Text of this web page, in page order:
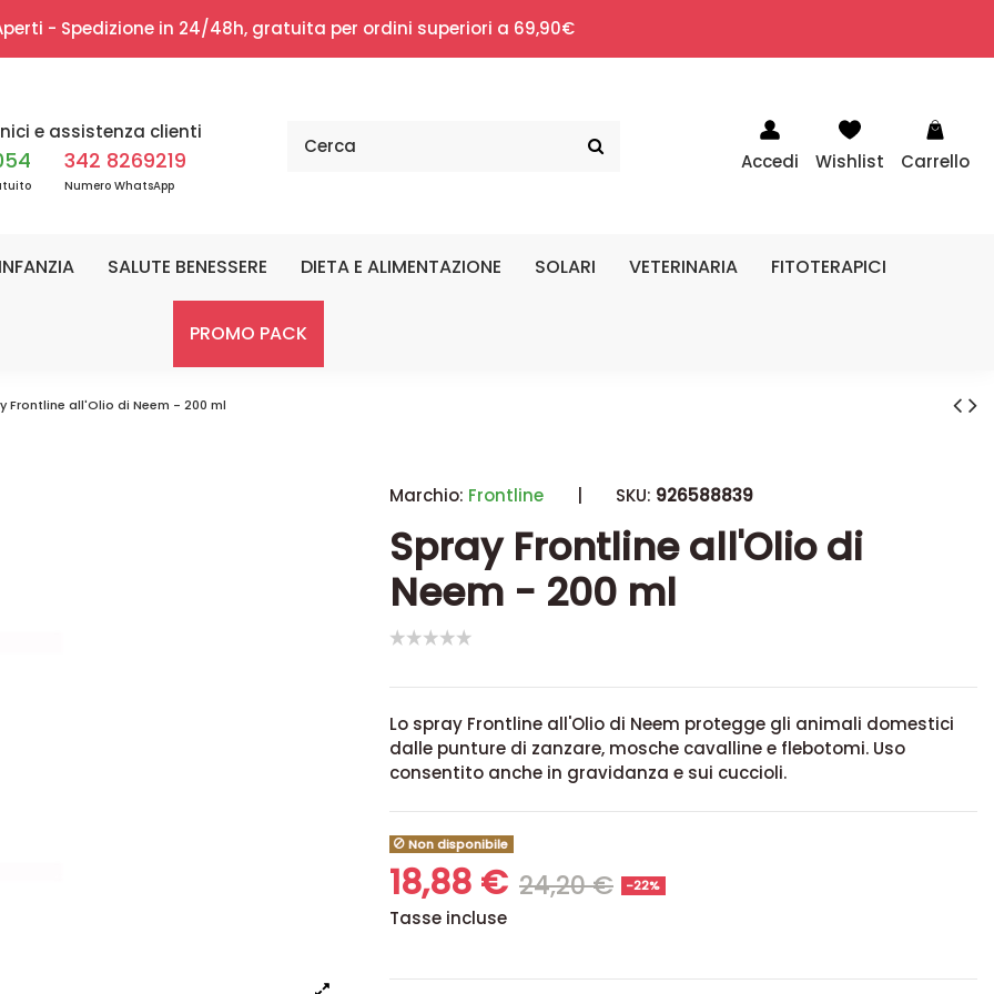
- Spedizione in 24/48h, gratuita per ordini superiori a 69,90€
e assistenza clienti
342 8269219
Numero WhatsApp
Accedi Wishlist Carrello
SALUTE BENESSERE DIETA E ALIMENTAZIONE SOLARI VETERINARIA FITOTERAPICI
PROMO PACK
Frontline all'Olio di Neem - 200 ml
Marchio: Frontline | SKU: 926588839
Spray Frontline all'Olio di
Neem - 200 ml
Lo spray Frontline all'Olio di Neem protegge gli animali domestici
dalle punture di zanzare, mosche cavalline e flebotomi. Uso
consentito anche in gravidanza e sui cuccioli.
Non disponibile
18,88 € 24,20 € -22%
Tasse incluse